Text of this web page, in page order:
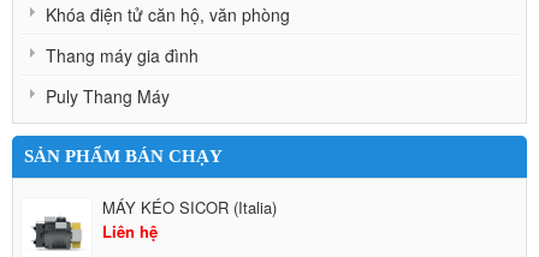
Khóa điện tử căn hộ, văn phòng
Thang máy gia đình
Puly Thang Máy
SẢN PHẨM BÁN CHẠY
MÁY KÉO SICOR (Italia)
Liên hệ